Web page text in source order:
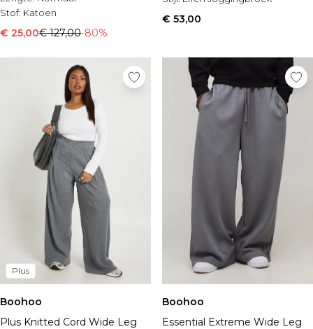
Stof: Katoen
€ 25,00€ 127,00-80%
€ 53,00
Plus
Boohoo
Plus Knitted Cord Wide Leg
Boohoo
Essential Extreme Wide Leg